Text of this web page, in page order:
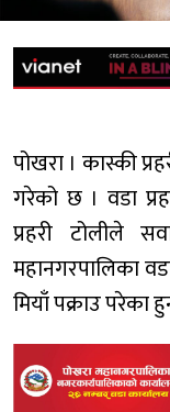
पोखरा । कास्की
गरेको छ । वडा
प्रहरी टोलीले
महानगरपालिका
मियाँ पक्राउ परेका